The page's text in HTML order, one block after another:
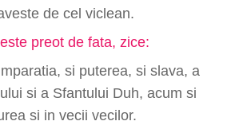
de cel viclean.
preot de fata, zice:
si puterea, si slava, a
si a Sfantului Duh, acum si
si in vecii vecilor.